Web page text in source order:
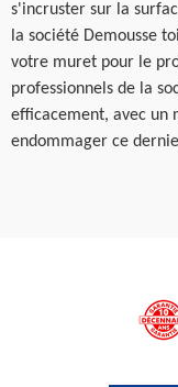
s'incruster sur la
la société Demousse
votre muret pour le
professionnels de la
efficacement, avec un
endommager ce